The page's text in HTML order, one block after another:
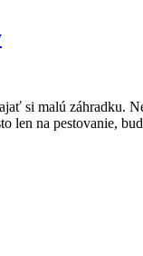
si malú záhradku.
len na pestovanie,